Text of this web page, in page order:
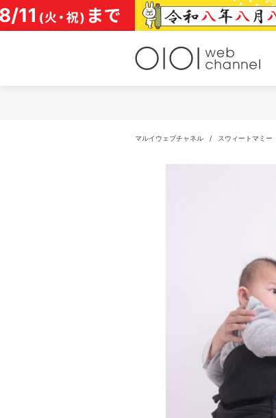
コ
ン
テ
マルイウェブチャネル / スウィートマミー